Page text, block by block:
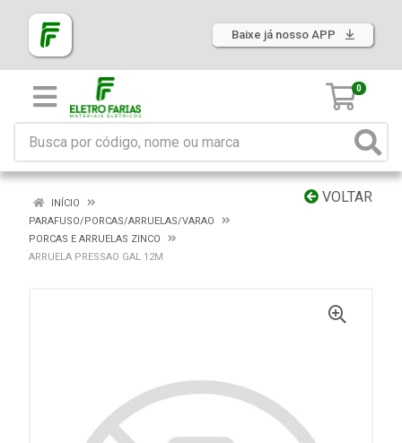
Baixe já nosso APP
0
VOLTAR
INÍCIO
PARAFUSO/PORCAS/ARRUELAS/VARAO
PORCAS E ARRUELAS ZINCO
ARRUELA PRESSAO GAL 12M